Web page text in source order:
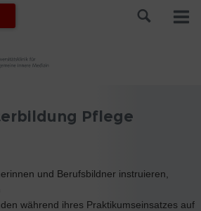
Pflege
und Berufsbildner instruieren,
während ihres Praktikumseinsatzes auf